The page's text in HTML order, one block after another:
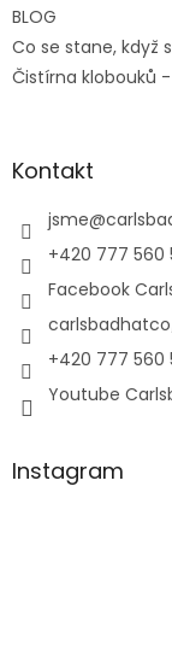
BLOG
Co se stane, když
Čistírna klobouků
Kontakt
jsme@
+420 777 560
Facebook
+420 777 560
Youtube
Instagram